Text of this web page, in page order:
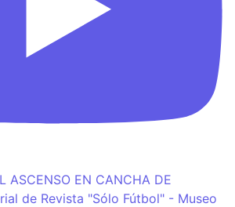
ASCENSO EN CANCHA DE
de Revista "Sólo Fútbol" - Museo